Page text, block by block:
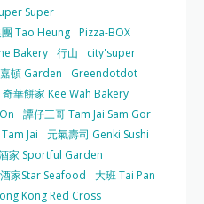
Super
Tao Heung Pizza-BOX
Bakery 行山
city'super
嘉頓 Garden
Greendotdot
奇華餅家 Kee Wah Bakery
譚仔三哥 Tam Jai Sam Gor
Jai
元氣壽司 Genki Sushi
家 Sportful Garden
家Star Seafood
大班 Tai Pan
Kong Red Cross